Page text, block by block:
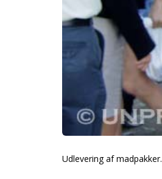
Udlevering af madpakker.